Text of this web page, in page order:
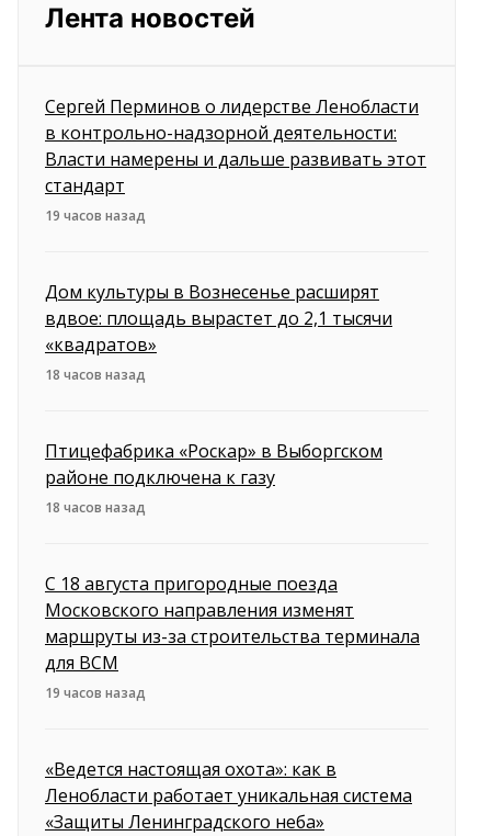
Лента новостей
Сергей Перминов о лидерстве Ленобласти
в контрольно-надзорной деятельности:
Власти намерены и дальше развивать этот
стандарт
19 часов назад
Дом культуры в Вознесенье расширят
вдвое: площадь вырастет до 2,1 тысячи
«квадратов»
18 часов назад
Птицефабрика «Роскар» в Выборгском
районе подключена к газу
18 часов назад
С 18 августа пригородные поезда
Московского направления изменят
маршруты из-за строительства терминала
для ВСМ
19 часов назад
«Ведется настоящая охота»: как в
Ленобласти работает уникальная система
«Защиты Ленинградского неба»